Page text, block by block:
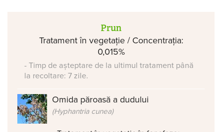
Prun
Tratament în vegetație / Concentrația:
0,015%
- Timp de așteptare de la ultimul tratament până
la recoltare: 7 zile.
Omida păroasă a dudului
(Hyphantria cunea)